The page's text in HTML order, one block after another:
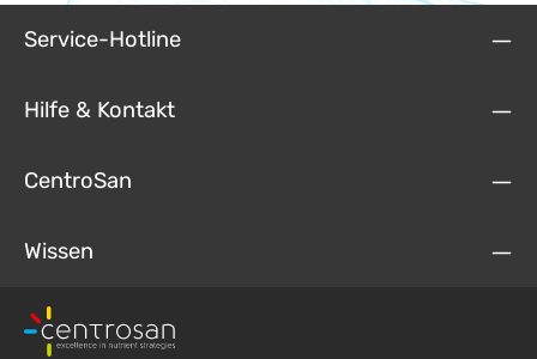
Service-Hotline
Hilfe & Kontakt
CentroSan
Wissen